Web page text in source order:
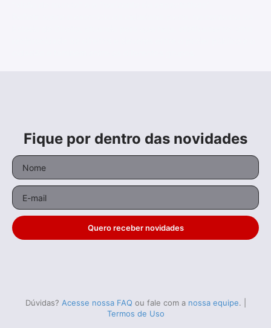
Fique por dentro das novidades
Quero receber novidades
Dúvidas? Acesse nossa FAQ ou fale com a nossa equipe.
Termos de Uso